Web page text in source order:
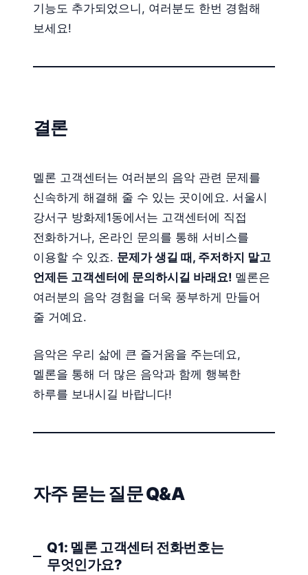
기능도 추가되었으니, 여러분도 한번 경험해
보세요!
결론
멜론 고객센터는 여러분의 음악 관련 문제를
신속하게 해결해 줄 수 있는 곳이에요. 서울시
강서구 방화제1동에서는 고객센터에 직접
전화하거나, 온라인 문의를 통해 서비스를
이용할 수 있죠. 문제가 생길 때, 주저하지 말고
언제든 고객센터에 문의하시길 바래요! 멜론은
여러분의 음악 경험을 더욱 풍부하게 만들어
줄 거예요.
음악은 우리 삶에 큰 즐거움을 주는데요,
멜론을 통해 더 많은 음악과 함께 행복한
하루를 보내시길 바랍니다!
자주 묻는 질문 Q&A
Q1: 멜론 고객센터 전화번호는
무엇인가요?